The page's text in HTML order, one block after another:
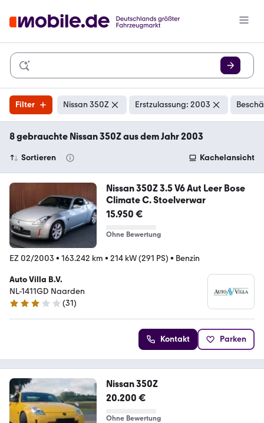
Filter Nissan 350Z Erstzulassung: 2003
8 gebrauchte Nissan 350Z aus dem Jahr 2003
Sortieren Kachelansicht
Nissan 350Z 3.5 V6 Aut Leer Bose
Climate C. Stoelverwar
15.950 €
Ohne Bewertung
EZ 02/2003 • 163.242 km • 214 kW (291 PS) • Benzin
Auto Villa B.V.
NL-1411GD Naarden
3 Sterne
(31)
Kontakt Parken
Nissan 350Z
20.200 €
Ohne Bewertung